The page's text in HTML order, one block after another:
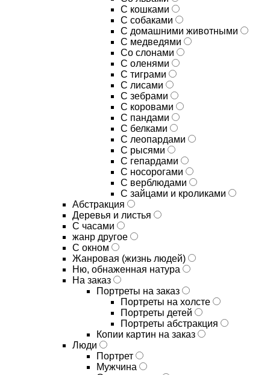
С кошками
С собаками
С домашними животными
С медведями
Со слонами
С оленями
С тиграми
С лисами
С зебрами
С коровами
С пандами
С белками
С леопардами
С рысями
С гепардами
С носорогами
С верблюдами
С зайцами и кроликами
Абстракция
Деревья и листья
С часами
жанр другое
С окном
Жанровая (жизнь людей)
Ню, обнаженная натура
На заказ
Портреты на заказ
Портреты на холсте
Портреты детей
Портреты абстракция
Копии картин на заказ
Люди
Портрет
Мужчина